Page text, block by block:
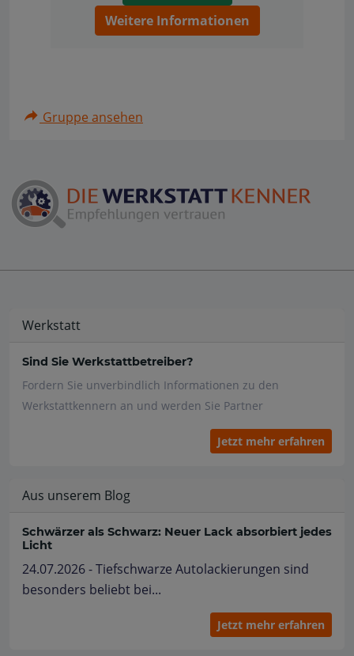
Weitere Informationen
Gruppe ansehen
Werkstatt
Sind Sie Werkstattbetreiber?
Fordern Sie unverbindlich Informationen zu den
Werkstattkennern an und werden Sie Partner
Jetzt mehr erfahren
Aus unserem Blog
Schwärzer als Schwarz: Neuer Lack absorbiert jedes
Licht
24.07.2026 - Tiefschwarze Autolackierungen sind
besonders beliebt bei...
Jetzt mehr erfahren